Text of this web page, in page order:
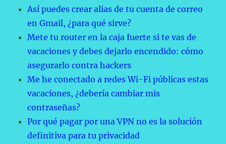
Así puedes crear alias de tu cuenta de correo
en Gmail, ¿para qué sirve?
Mete tu router en la caja fuerte si te vas de
vacaciones y debes dejarlo encendido: cómo
asegurarlo contra hackers
Me he conectado a redes Wi-Fi públicas estas
vacaciones, ¿debería cambiar mis
contraseñas?
Por qué pagar por una VPN no es la solución
definitiva para tu privacidad